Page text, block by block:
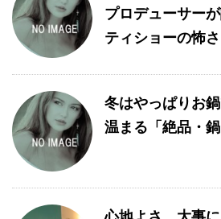
プロデューサー
ティショーの怖さ
冬はやっぱりお
温まる「絶品・